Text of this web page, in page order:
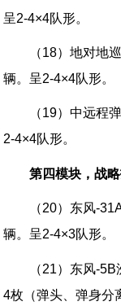
呈2-4×4队形。
（18）地对地
辆。呈2-4×4队形。
（19）中远程
2-4×4队形。
第四模块，战略
（20）东风-
辆。呈2-4×3队形。
（21）东风-
4枚（弹头、弹身分